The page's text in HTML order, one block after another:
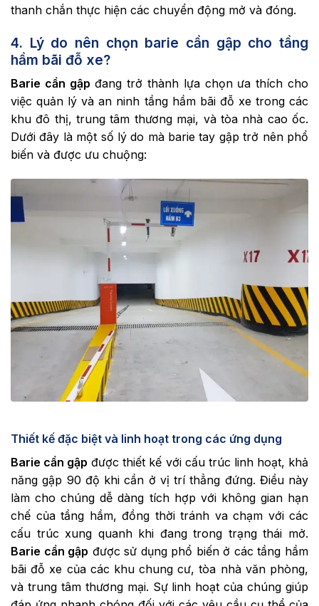
thanh chắn thực hiện các chuyển động mở và đóng.
4. Lý do nên chọn barie cần gập cho tầng
hầm bãi đỗ xe?
Barie cần gập đang trở thành lựa chọn ưa thích cho
việc quản lý và an ninh tầng hầm bãi đỗ xe trong các
khu đô thị, trung tâm thương mại, và tòa nhà cao ốc.
Dưới đây là một số lý do mà barie tay gập trở nên phổ
biến và được ưu chuộng:
Thiết kế đặc biệt và linh hoạt trong các ứng dụng
Barie cần gập được thiết kế với cấu trúc linh hoạt, khả
năng gập 90 độ khi cần ở vị trí thẳng đứng. Điều này
làm cho chúng dễ dàng tích hợp với không gian hạn
chế của tầng hầm, đồng thời tránh va chạm với các
cấu trúc xung quanh khi đang trong trạng thái mở.
Barie cần gập được sử dụng phổ biến ở các tầng hầm
bãi đỗ xe của các khu chung cư, tòa nhà văn phòng,
và trung tâm thương mại. Sự linh hoạt của chúng giúp